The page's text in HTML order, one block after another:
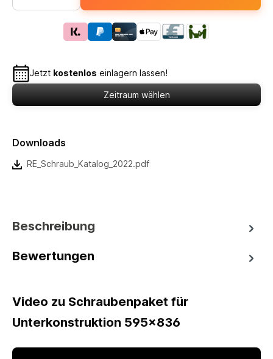
Jetzt kostenlos einlagern lassen!
Zeitraum wählen
Downloads
RE_Schraub_Katalog_2022.pdf
Beschreibung
Bewertungen
Video zu Schraubenpaket für
Unterkonstruktion 595x836